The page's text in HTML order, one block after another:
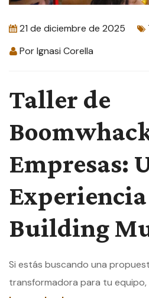
21 de diciembre de 2025
PorIgnasi Corella
Taller de
Empresas:
Building
Si estás buscando una
transformadora para tu equipo,